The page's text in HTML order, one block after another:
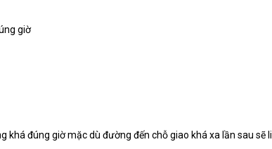
giờ
khá đúng giờ mặc dù đường đến chỗ giao khá xa lần sau sẽ